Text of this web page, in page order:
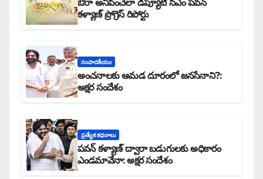
ఔరా అనిపించేలా డిప్యూటీ సీఎం పవన్
కళ్యాణ్ ప్రోగ్రెస్ రిపోర్టు
సంపాదకీయం
అంచనాలకు ఆమడ దూరంలో జనసేనాని?:
అక్షర సందేశం
ప్రత్యేక కధనాలు
పవన్ కళ్యాణ్ ద్వారా బడుగులకు అధికారం
ఎండమావేనా: అక్షర సందేశం